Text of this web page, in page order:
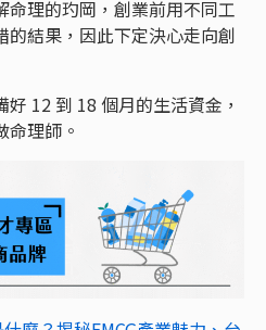
命理的玓岡，創業前用不同工
的結果，因此下定決心走向創
12 到 18 個月的生活資金，
命理師。